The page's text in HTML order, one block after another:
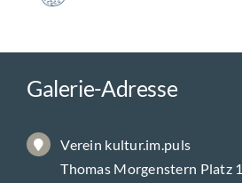
Galerie-Adresse
Verein kultur.im.puls
Thomas Morgenstern Platz 1